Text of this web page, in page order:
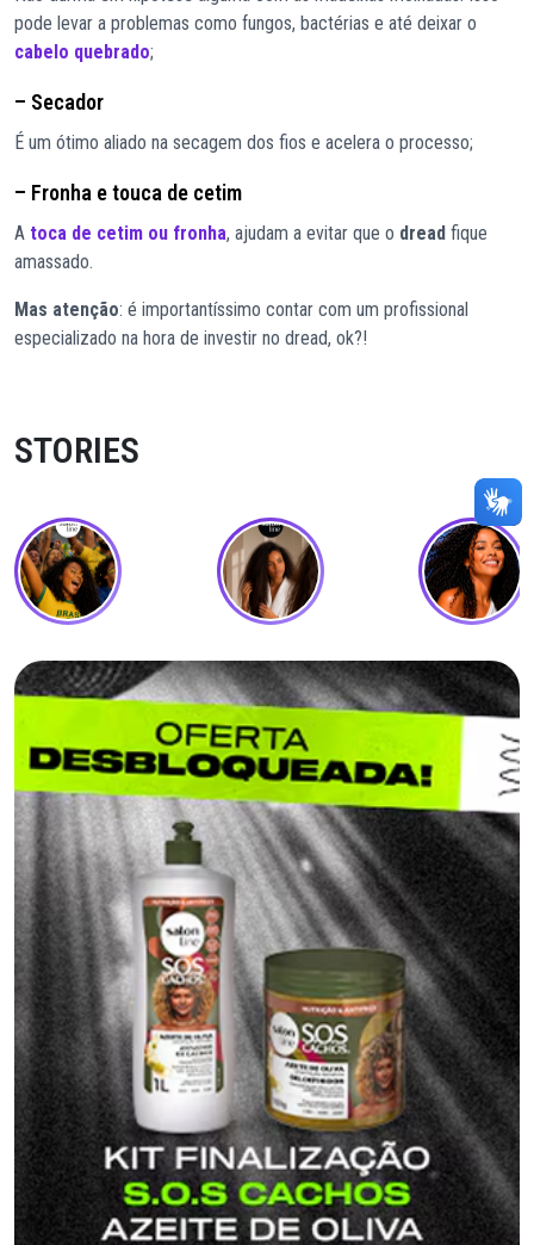
pode levar a problemas como fungos, bactérias e até deixar o
cabelo quebrado;
– Secador
É um ótimo aliado na secagem dos fios e acelera o processo;
– Fronha e touca de cetim
A toca de cetim ou fronha, ajudam a evitar que o dread fique
amassado.
Mas atenção: é importantíssimo contar com um profissional
especializado na hora de investir no dread, ok?!
STORIES